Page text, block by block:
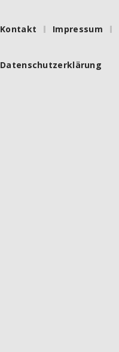
Kontakt Impressum
Datenschutzerklärung